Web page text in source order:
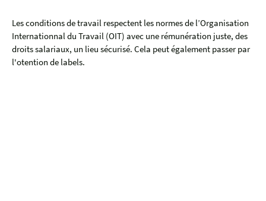
Les conditions de travail respectent les normes de l’Organisation
Internationnal du Travail (OIT) avec une rémunération juste, des
droits salariaux, un lieu sécurisé. Cela peut également passer par
l'otention de labels.